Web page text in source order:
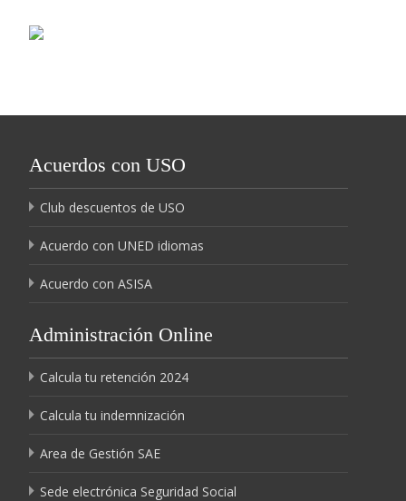
Acuerdos con USO
Club descuentos de USO
Acuerdo con UNED idiomas
Acuerdo con ASISA
Administración Online
Calcula tu retención 2024
Calcula tu indemnización
Area de Gestión SAE
Sede electrónica Seguridad Social